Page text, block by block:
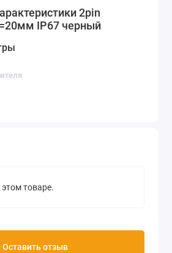
2pin
IP67 черный
товаре.
Оставить отзыв